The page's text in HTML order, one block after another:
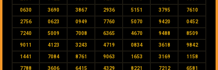
0630 3690 3867 2936 5151 3795 7610
2756 0623 0949 7760 5070 9420 0452
7240 5009 7008 6365 4670 9488 8509
9011 4123 3243 4719 0834 3618 9842
1441 7084 8761 9063 1653 3169 1158
7788 3606 6415 4329 8221 7212 6581